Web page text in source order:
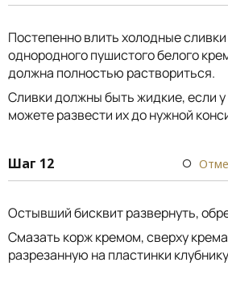
Постепенно влить холодные
однородного пушистого белого
должна полностью раствориться.
Сливки должны быть жидкие, если у
можете развести их до нужной
Шаг 12
Остывший бисквит развернуть,
Смазать корж кремом, сверху
разрезанную на пластинки